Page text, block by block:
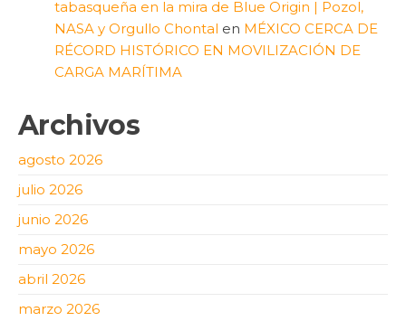
tabasqueña en la mira de Blue Origin | Pozol,
NASA y Orgullo Chontal en MÉXICO CERCA DE
RÉCORD HISTÓRICO EN MOVILIZACIÓN DE
CARGA MARÍTIMA
Archivos
agosto 2026
julio 2026
junio 2026
mayo 2026
abril 2026
marzo 2026